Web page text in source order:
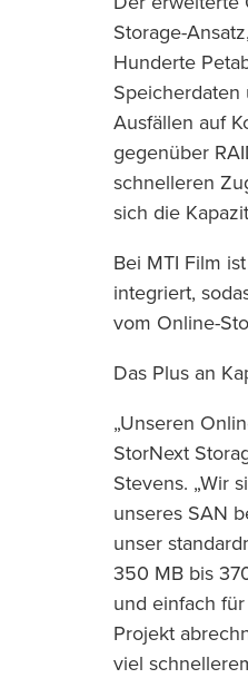
Storage-
Hunderte
Ausfällen auf
gegenüber
schnelleren
sich die
Bei MTI Film
integriert,
vom Online-
Das Plus an
„Unseren
StorNext
Stevens. „Wir
unseres SAN
unser
350 MB bis
und einfach
Projekt
viel